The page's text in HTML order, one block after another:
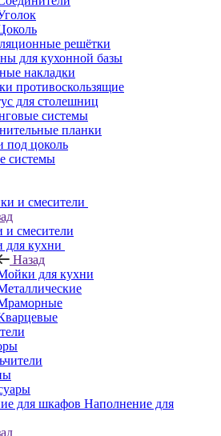
решётки
для кухонной базы
накладки
противоскользящие
для столешниц
системы
планки
под цоколь
системы
и смесители
смесители
кухни
Назад
для кухни
Наполнение для